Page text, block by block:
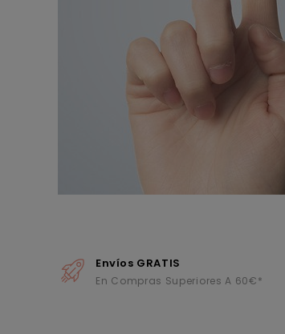
Envíos GRATIS
En Compras Superiores A 60€*